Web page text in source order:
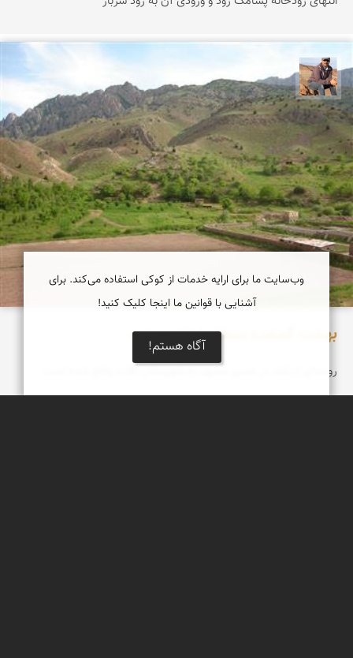
جمال زعیمی یزدی
بهشت گمشده منطقه ارتکند مشهد
روستای ارتکند در مسیر مشهد به شهرستان کلات واقع شده است
وب‌سایت ما برای ارایه خدمات از کوکی استفاده می‌کند. برای
آشنایی با قوانین ما اینجا کلیک کنید!
آگاه هستم!